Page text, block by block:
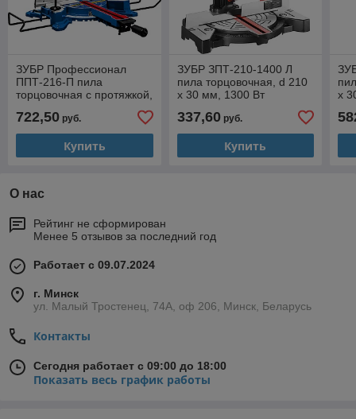
ЗУБР Профессионал
ППТ-216-П пила
торцовочная с протяжкой,
722,50 руб.
Купить
ЗУБР ЗПТ-210-1400 Л
пила торцовочная, d 210
х 30 мм, 1300 Вт
337,60руб.
Купить
х
О нас
Рейтинг не сформирован
Менее 5 отзывов за последний год
Работает с 09.07.2024
г. Минск
ул. Малый Тростенец, 74А, оф 206, Минск, Беларусь
Контакты
Сегодня работает с 09:00 до 18:00
Показать весь график работы